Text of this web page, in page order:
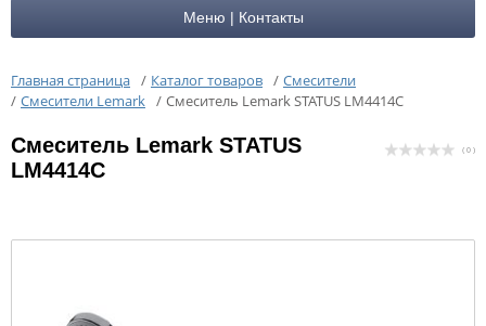
Меню | Контакты
Главная страница / Каталог товаров / Смесители
/ Смесители Lemark / Cмеситель Lemark STATUS LM4414C
Cмеситель Lemark STATUS
LM4414C
( 0 )